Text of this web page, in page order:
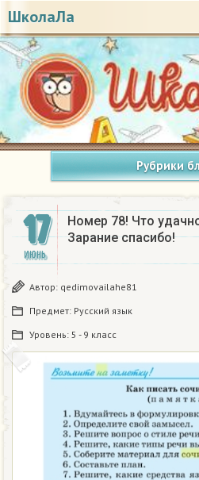
ШколаЛа
Рубрики
17
ИЮНЬ
Номер 78! Что
Зарание спасибо!
Автор: qedimovailahe81
Предмет: Русский язык
Уровень: 5 - 9 класс